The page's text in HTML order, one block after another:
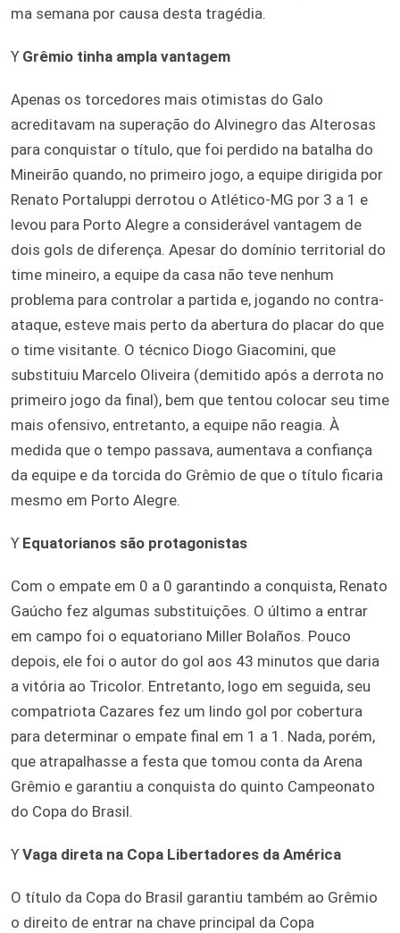
ma semana por causa desta tragédia.
ϒ Grêmio tinha ampla vantagem
Apenas os torcedores mais otimistas do Galo
acreditavam na superação do Alvinegro das Alterosas
para conquistar o título, que foi perdido na batalha do
Mineirão quando, no primeiro jogo, a equipe dirigida por
Renato Portaluppi derrotou o Atlético-MG por 3 a 1 e
levou para Porto Alegre a considerável vantagem de
dois gols de diferença. Apesar do domínio territorial do
time mineiro, a equipe da casa não teve nenhum
problema para controlar a partida e, jogando no contra-
ataque, esteve mais perto da abertura do placar do que
o time visitante. O técnico Diogo Giacomini, que
substituiu Marcelo Oliveira (demitido após a derrota no
primeiro jogo da final), bem que tentou colocar seu time
mais ofensivo, entretanto, a equipe não reagia. À
medida que o tempo passava, aumentava a confiança
da equipe e da torcida do Grêmio de que o título ficaria
mesmo em Porto Alegre.
ϒ Equatorianos são protagonistas
Com o empate em 0 a 0 garantindo a conquista, Renato
Gaúcho fez algumas substituições. O último a entrar
em campo foi o equatoriano Miller Bolaños. Pouco
depois, ele foi o autor do gol aos 43 minutos que daria
a vitória ao Tricolor. Entretanto, logo em seguida, seu
compatriota Cazares fez um lindo gol por cobertura
para determinar o empate final em 1 a 1. Nada, porém,
que atrapalhasse a festa que tomou conta da Arena
Grêmio e garantiu a conquista do quinto Campeonato
do Copa do Brasil.
ϒ Vaga direta na Copa Libertadores da América
O título da Copa do Brasil garantiu também ao Grêmio
o direito de entrar na chave principal da Copa